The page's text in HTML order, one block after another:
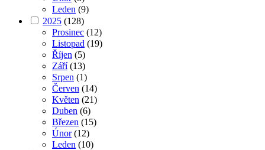
Leden (9)
2025 (128)
Prosinec (12)
Listopad (19)
Říjen (5)
Září(13)
Srpen (1)
Červen (14)
Květen (21)
Duben (6)
Březen (15)
Únor(12)
Leden (10)